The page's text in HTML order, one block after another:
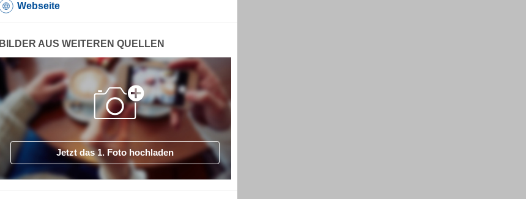
Webseite
BILDER AUS WEITEREN QUELLEN
Jetzt das 1. Foto hochladen